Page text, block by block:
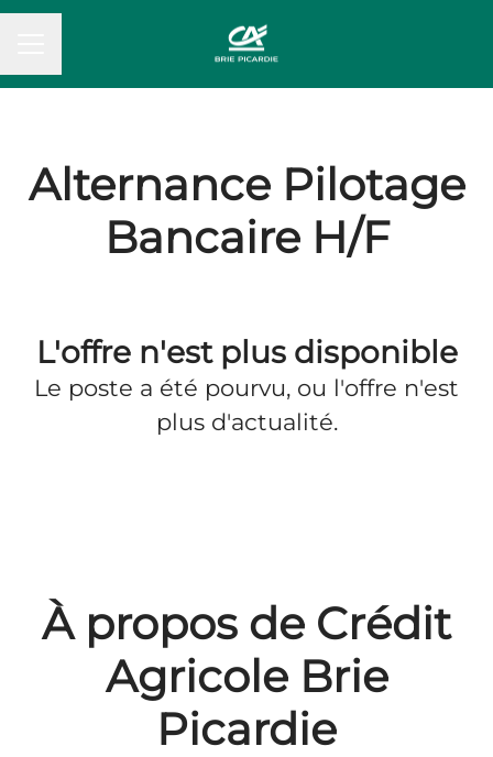
Alternance Pilotage
Bancaire H/F
L'offre n'est plus disponible
Le poste a été pourvu, ou l'offre n'est
plus d'actualité.
À propos de Crédit
Agricole Brie
Picardie